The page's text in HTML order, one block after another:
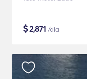
$2,871 /dia